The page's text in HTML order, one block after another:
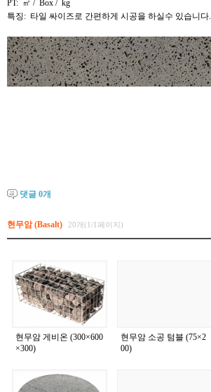
PT: ㎡ / Box / kg
특징: 타일 싸이즈로 간편하게 시공을 하실수 있습니다.
댓글 0개
현무암 (Basalt) 20개(1/1페이지)
현무암 게비온 (300×600
×300)
현무암 소공 텀블 (75×2
00)